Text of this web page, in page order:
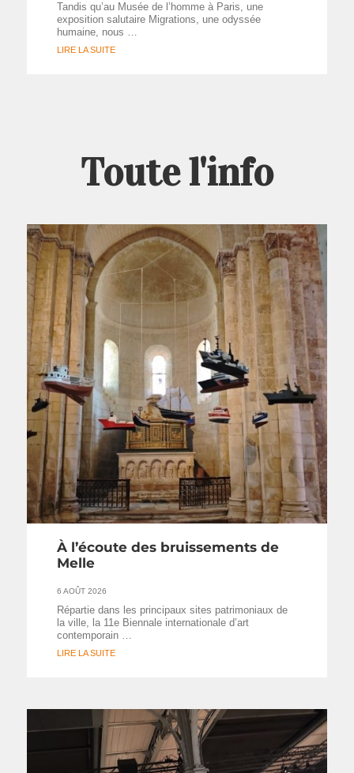
Tandis qu’au Musée de l’homme à Paris, une
exposition salutaire Migrations, une odyssée
humaine, nous …
LIRE LA SUITE
Toute l'info
À l’écoute des bruissements de
Melle
6 AOÛT 2026
Répartie dans les principaux sites patrimoniaux de
la ville, la 11e Biennale internationale d’art
contemporain …
LIRE LA SUITE